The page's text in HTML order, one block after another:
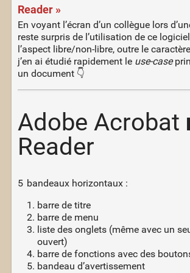
Reader »
En voyant l’écran d’un collègue lors
reste surpris de l’utilisation de ce
l’aspect libre/non-libre, outre le
j’en ai étudié rapidement le use-case
un document 👇
Adobe Acrobat
Reader
5 bandeaux horizontaux :
barre de titre
barre de menu
liste des onglets (même avec un
ouvert)
barre de fonctions avec des
bandeau d’avertissement